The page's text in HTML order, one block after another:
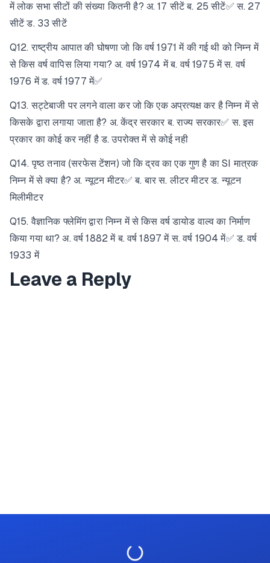
में लोक सभा सीटों की संख्या कितनी है? अ. 17 सीटें ब. 25 सीटें✅ स. 27
सीटें ड. 33 सीटें
Q12. राष्ट्रीय आपात की घोषणा जो कि वर्ष 1971 में की गई थी को निम्न में
से किस वर्ष वापिस लिया गया? अ. वर्ष 1974 में ब. वर्ष 1975 में स. वर्ष
1976 में ड. वर्ष 1977 में✅
Q13. सट्टेबाजी पर लगने वाला कर जो कि एक अप्रत्यक्ष कर है निम्न में से
किसके द्वारा लगाया जाता है? अ. केंद्र सरकार ब. राज्य सरकार✅ स. इस
प्रकार का कोई कर नहीं है ड. उपरोक्त में से कोई नही
Q14. पृष्ठ तनाव (सरफेस टेंशन) जो कि द्रव का एक गुण है का SI मात्रक
निम्न में से क्या है? अ. न्यूटन मीटर✅ ब. बार स. लीटर मीटर ड. न्यूटन
मिलीमीटर
Q15. वैज्ञानिक फ्लेमिंग द्वारा निम्न में से किस वर्ष डायोड वाल्व का निर्माण
किया गया था? अ. वर्ष 1882 में ब. वर्ष 1897 में स. वर्ष 1904 में✅ ड. वर्ष
1933 में
Leave a Reply